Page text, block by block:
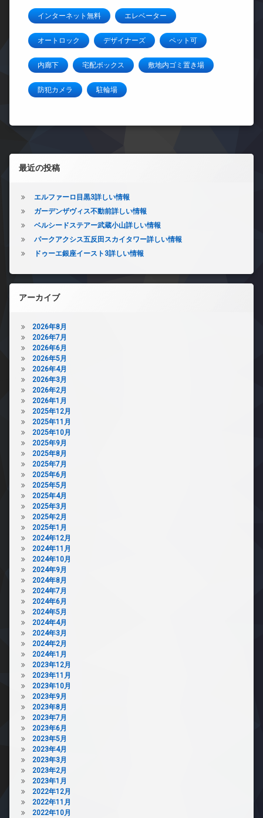
インターネット無料 エレベーター
オートロック デザイナーズ ペット可
内廊下 宅配ボックス 敷地内ゴミ置き場
防犯カメラ 駐輪場
左サイドバー
最近の投稿
エルファーロ目黒3詳しい情報
ガーデンザヴィス不動前詳しい情報
ベルシードステアー武蔵小山詳しい情報
パークアクシス五反田スカイタワー詳しい情報
ドゥーエ銀座イースト3詳しい情報
アーカイブ
2026年8月
2026年7月
2026年6月
2026年5月
2026年4月
2026年3月
2026年2月
2026年1月
2025年12月
2025年11月
2025年10月
2025年9月
2025年8月
2025年7月
2025年6月
2025年5月
2025年4月
2025年3月
2025年2月
2025年1月
2024年12月
2024年11月
2024年10月
2024年9月
2024年8月
2024年7月
2024年6月
2024年5月
2024年4月
2024年3月
2024年2月
2024年1月
2023年12月
2023年11月
2023年10月
2023年9月
2023年8月
2023年7月
2023年6月
2023年5月
2023年4月
2023年3月
2023年2月
2023年1月
2022年12月
2022年11月
2022年10月